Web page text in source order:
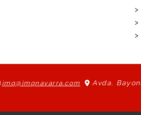
>
imq@imqnavarra.com Avda.